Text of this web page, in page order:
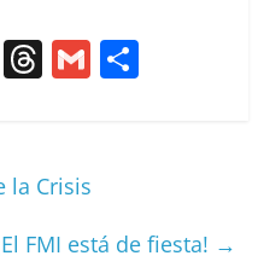
X T
a
s
G
tir
la Crisis
FMI está de fiesta! →